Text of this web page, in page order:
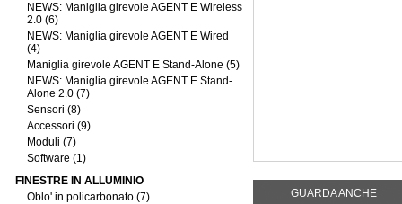
NEWS: Maniglia girevole AGENT E Wireless
2.0 (6)
NEWS: Maniglia girevole AGENT E Wired
(4)
Maniglia girevole AGENT E Stand-Alone (5)
NEWS: Maniglia girevole AGENT E Stand-
Alone 2.0 (7)
Sensori (8)
Accessori (9)
Moduli (7)
Software (1)
FINESTRE IN ALLUMINIO
Oblo' in policarbonato (7)
GUARDA ANCHE